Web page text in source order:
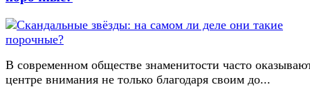
В современном обществе знаменитости часто
центре внимания не только благодаря своим до...